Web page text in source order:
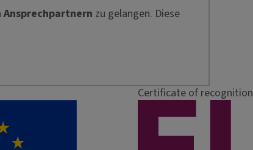
Ansprechpartnern zu gelangen. Diese
Certificate of recognition